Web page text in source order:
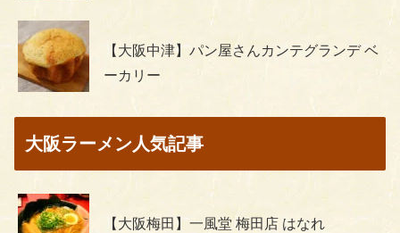
【大阪中津】パン屋さんカンテグランデ ベ
ーカリー
大阪ラーメン人気記事
【大阪梅田】一風堂 梅田店 はなれ